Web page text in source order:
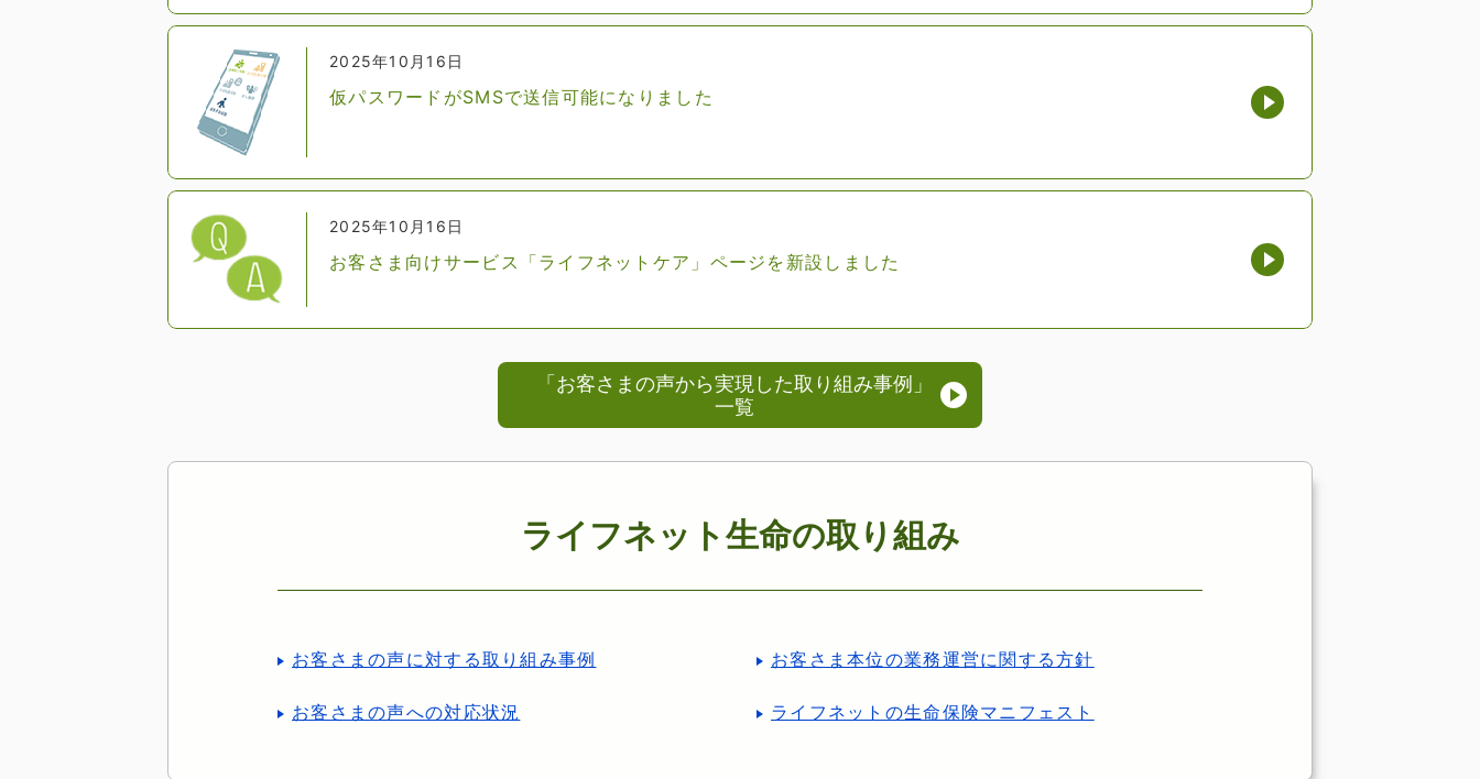
2025年10月16日
仮パスワードがSMSで送信可能になりました
2025年10月16日
お客さま向けサービス「ライフネットケア」ページを新設しました
「お客さまの声から実現した取り組み事例」
一覧
ライフネット生命の取り組み
お客さまの声に対する取り組み事例 お客さま本位の業務運営に関する方針
お客さまの声への対応状況 ライフネットの生命保険マニフェスト